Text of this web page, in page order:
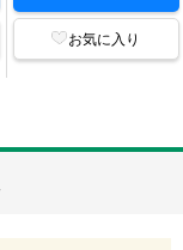
お気に入り